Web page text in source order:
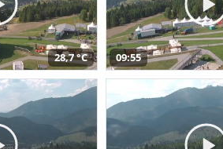
28,7 °C 09:55